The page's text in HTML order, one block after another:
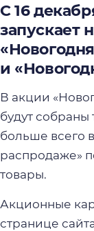
С 16
запускает
и
В акции
будут собраны
больше всего
распродаже»
товары.
Акционные
странице